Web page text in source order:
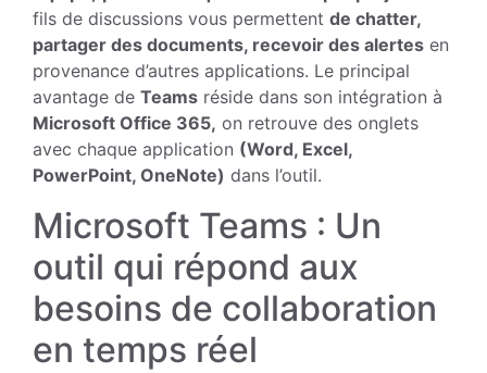
fils de discussions vous permettent de chatter,
partager des documents, recevoir des alertes en
provenance d’autres applications. Le principal
avantage de Teams réside dans son intégration à
Microsoft Office 365, on retrouve des onglets
avec chaque application (Word, Excel,
PowerPoint, OneNote) dans l’outil.
Microsoft Teams : Un
outil qui répond aux
besoins de collaboration
en temps réel